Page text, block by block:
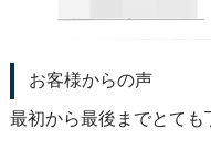
お客様からの声
最初から最後までとても